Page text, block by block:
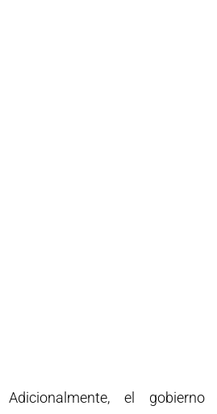
Adicionalmente, el